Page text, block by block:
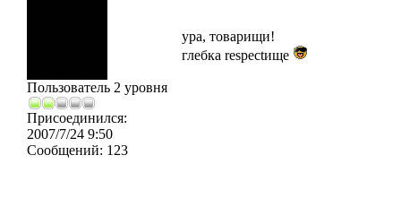
Пользователь 2 уровня
Присоединился:
2007/7/24 9:50
Сообщений: 123
ура, товарищи!
глебка respectище